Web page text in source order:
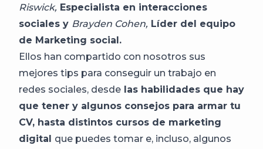
Riswick, Especialista en interacciones
sociales y Brayden Cohen, Líder del equipo
de Marketing social.
Ellos han compartido con nosotros sus
mejores tips para conseguir un trabajo en
redes sociales, desde las habilidades que hay
que tener y algunos consejos para armar tu
CV, hasta distintos cursos de marketing
digital que puedes tomar e, incluso, algunos